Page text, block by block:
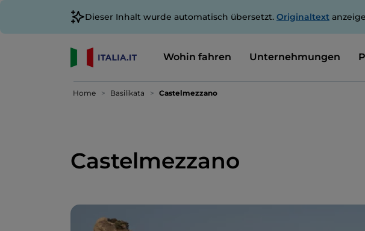
Dieser Inhalt wurde automatisch übersetzt. Originaltext
Wohin fahren Unternehmungen
Home Basilikata Castelmezzano
Castelmezzano